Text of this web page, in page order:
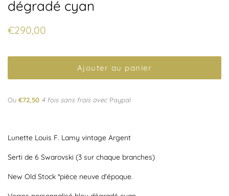
dégradé cyan
Prix
€290,00
Ajouter au panier
Ou €72,50 4 fois sans frais avec Paypal
Lunette Louis F. Lamy vintage Argent
Serti de 6 Swarovski (3 sur chaque branches)
New Old Stock *pièce neuve d'époque.